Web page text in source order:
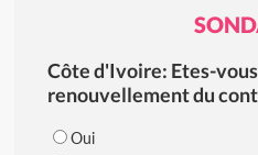
Côte d'Ivoire: Etes-
renouvellement du
Oui